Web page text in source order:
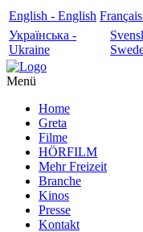
English - English
Українська -
Ukraine
Menü
Home
Greta
Filme
HÖRFILM
Mehr Freizeit
Branche
Kinos
Presse
Kontakt